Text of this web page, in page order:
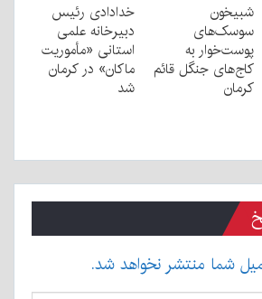
شبیخون
سوسک‌های
پوست‌خوار به
کاج‌های جنگل قائم
کرمان
خدادادی رئیس
دبیرخانه علمی
استانی «مأموریت
ماکان» در کرمان
شد
شما منتشر نخواهد شد.